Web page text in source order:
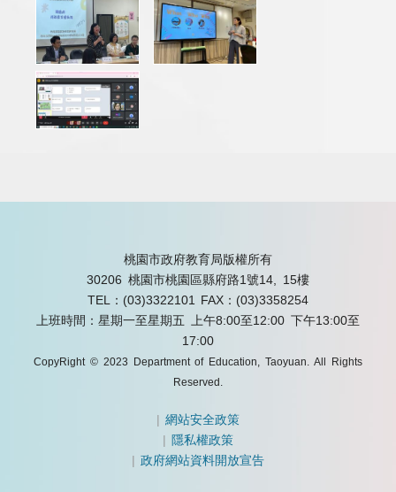
桃園市政府教育局版權所有
30206 桃園市桃園區縣府路1號14, 15樓
TEL：(03)3322101
FAX：(03)3358254
上班時間：星期一至星期五 上午8:00至12:00 下午13:00至
17:00
CopyRight © 2023 Department of Education, Taoyuan. All Rights
Reserved.
|網站安全政策
| 隱私權政策
|政府網站資料開放宣告